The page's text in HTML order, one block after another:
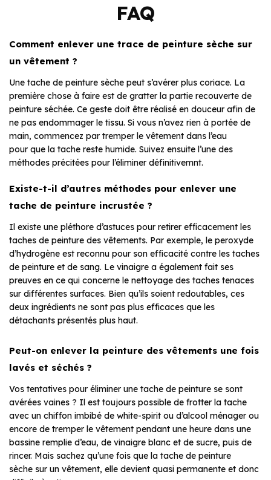
FAQ
Comment enlever une trace de peinture sèche sur
un vêtement ?
Une tache de peinture sèche peut s’avérer plus coriace. La
première chose à faire est de gratter la partie recouverte de
peinture séchée. Ce geste doit être réalisé en douceur afin de
ne pas endommager le tissu. Si vous n’avez rien à portée de
main, commencez par tremper le vêtement dans l’eau
pour que la tache reste humide. Suivez ensuite l’une des
méthodes précitées pour l’éliminer définitivemnt.
Existe-t-il d’autres méthodes pour enlever une
tache de peinture incrustée ?
Il existe une pléthore d’astuces pour retirer efficacement les
taches de peinture des vêtements. Par exemple, le peroxyde
d’hydrogène est reconnu pour son efficacité contre les taches
de peinture et de sang. Le vinaigre a également fait ses
preuves en ce qui concerne le nettoyage des taches tenaces
sur différentes surfaces. Bien qu’ils soient redoutables, ces
deux ingrédients ne sont pas plus efficaces que les
détachants présentés plus haut.
Peut-on enlever la peinture des vêtements une fois
lavés et séchés ?
Vos tentatives pour éliminer une tache de peinture se sont
avérées vaines ? Il est toujours possible de frotter la tache
avec un chiffon imbibé de white-spirit ou d’alcool ménager ou
encore de tremper le vêtement pendant une heure dans une
bassine remplie d’eau, de vinaigre blanc et de sucre, puis de
rincer. Mais sachez qu’une fois que la tache de peinture
sèche sur un vêtement, elle devient quasi permanente et donc